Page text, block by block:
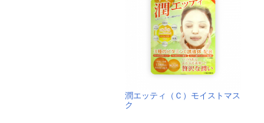
潤エッティ（Ｃ）モイストマス
ク